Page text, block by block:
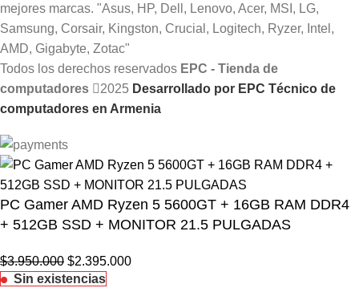
Todos los derechos reservados EPC - Tienda de
computadores
2025 Desarrollado por EPC Técnico de
computadores en Armenia
PC Gamer AMD Ryzen 5 5600GT + 16GB RAM DDR4
+ 512GB SSD + MONITOR 21.5 PULGADAS
$3.950.000 $2.395.000
Sin existencias